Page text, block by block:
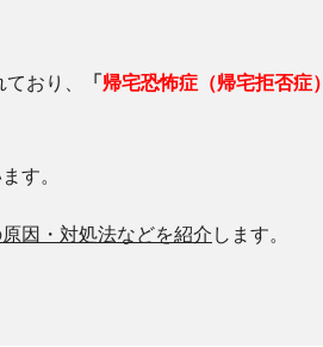
おり、 「 帰宅恐怖症（帰宅拒否症）
す。
因・対処法などを紹介 します。